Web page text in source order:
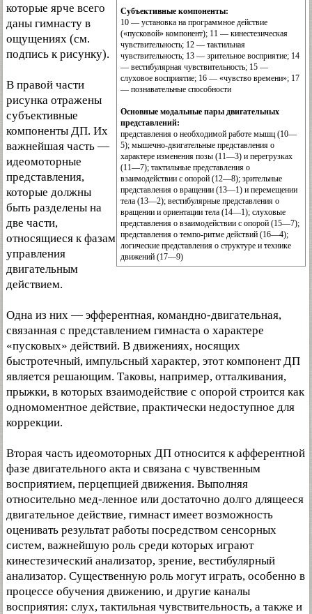
Субъективные компоненты:
10 — установка на программное действие
(«пусковой» компонент); 11 — кинестезическая
чувствительность; 12 — тактильная
чувствительность; 13 — зрительное восприятие; 14
— вестибулярная чувствительность; 15 —
слуховое восприятие; 16 — «чувство времени»; 17
— познавательные способности
Основные модальные пары двигательных
представлений:
представления о необходимой работе мышц (10—
5); мышечно-двигательные представления о
характере изменения позы (11—3) и перегрузках
(11—7); тактильные представления о
взаимодействии с опорой (12—8); зрительные
представления о вращении (13—1) и перемещении
тела (13—2); вестибулярные представления о
вращении и ориентации тела (14—1); слуховые
представления о взаимодействии с опорой (15—7);
представления о темпо-ритме действий (16—4);
логические представления о структуре и технике
движений (17—9)
которые ярче всего
даны гимнасту в
ощущениях (см.
подпись к рисунку).
В правой части
рисунка отражены
субъективные
компоненты ДП. Их
важнейшая часть —
идеомоторные
представления,
которые должны
быть разделены на
две части,
относящиеся к фазам
управления
двигательным
действием.
Одна из них — эфферентная, командно-двигательная,
связанная с представлением гимнаста о характере
«пусковых» действий. В движениях, носящих
быстротечный, импульсный характер, этот компонент ДП
является решающим. Таковы, например, отталкивания,
прыжки, в которых взаимодействие с опорой строится как
одномоментное действие, практически недоступное для
коррекции.
Вторая часть идеомоторных ДП относится к афферентной
фазе двигательного акта и связана с чувственным
восприятием, перцепцией движения. Выполняя
относительно мед-ленное или достаточно долго длящееся
двигательное действие, гимнаст имеет возможность
оценивать результат работы посредством сенсорных
систем, важнейшую роль среди которых играют
кинестезический анализатор, зрение, вестибулярный
анализатор. Существенную роль могут играть, особенно в
процессе обучения движению, и другие каналы
восприятия: слух, тактильная чувствительность, а также и